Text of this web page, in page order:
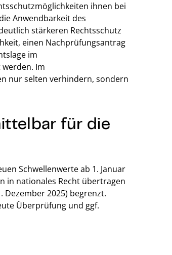
ihnen bei
Anwendbarkeit des
stärkeren Rechtsschutz
einen Nachprüfungsantrag
im
Im
nur selten verhindern, sondern
für die
Schwellenwerte ab 1. Januar
in nationales Recht übertragen
Dezember 2025) begrenzt.
Überprüfung und ggf.